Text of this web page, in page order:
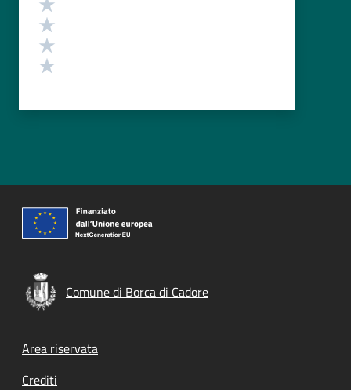
Comune di Borca di Cadore
Footer menu
Area riservata
Crediti